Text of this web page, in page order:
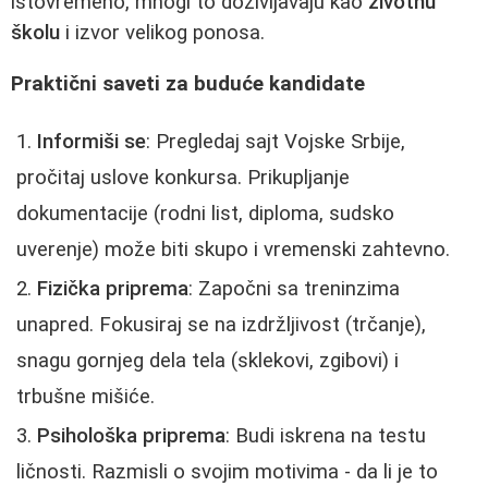
školu i izvor velikog ponosa.
Praktični saveti za buduće kandidate
Informiši se: Pregledaj sajt Vojske Srbije,
pročitaj uslove konkursa. Prikupljanje
dokumentacije (rodni list, diploma, sudsko
uverenje) može biti skupo i vremenski zahtevno.
Fizička priprema: Započni sa treninzima
unapred. Fokusiraj se na izdržljivost (trčanje),
snagu gornjeg dela tela (sklekovi, zgibovi) i
trbušne mišiće.
Psihološka priprema: Budi iskrena na testu
ličnosti. Razmisli o svojim motivima - da li je to